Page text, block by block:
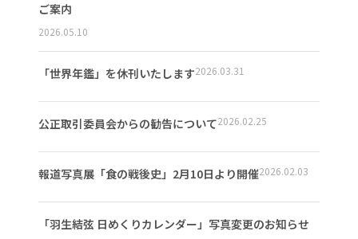
ご案内
2026.05.10
「世界年鑑」を休刊いたします2026.03.31
公正取引委員会からの勧告について2026.02.25
報道写真展「食の戦後史」2月10日より開催2026.02.03
「羽生結弦 日めくりカレンダー」写真変更のお知らせ